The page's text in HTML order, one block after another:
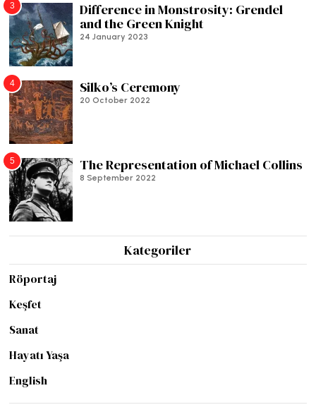
3
Difference in Monstrosity: Grendel
and the Green Knight
24 January 2023
4 Silko’s Ceremony
20 October 2022
5 The Representation of Michael Collins
8 September 2022
Kategoriler
Röportaj
Keşfet
Sanat
Hayatı Yaşa
English